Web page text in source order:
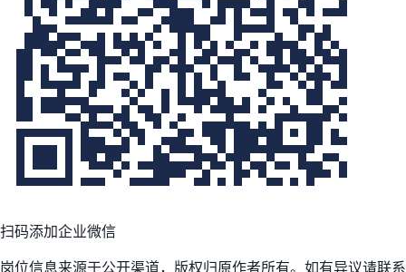
扫码添加企业微信
岗位信息来源于公开渠道，版权归原作者所有。如有异议请联系